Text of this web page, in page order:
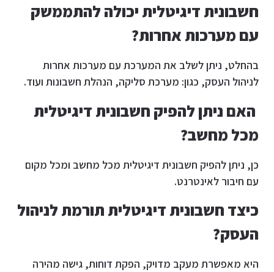
חשבונית דיגיטלית יכולה להתממשק
עם מערכות אחרות?
בהחלט, ניתן לשלב את המערכת עם מערכות אחרות
לניהול העסק, כגון: מערכת סליקה, הנהלת חשבונות ועוד.
האם ניתן להפיק חשבונית דיגיטלית
מכל מחשב?
כן, ניתן להפיק חשבונית דיגיטלית מכל מחשב ומכל מקום
עם חיבור לאינטרנט.
כיצד חשבונית דיגיטלית תורמת לניהול
העסק?
היא מאפשרת מעקב מדויק, הפקת דוחות, גישה מהירה